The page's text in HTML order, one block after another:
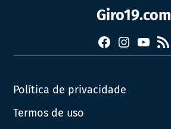
Giro19.com
FacebookInstagram
YouTube
RSS
Política de privacidade
Termos de uso